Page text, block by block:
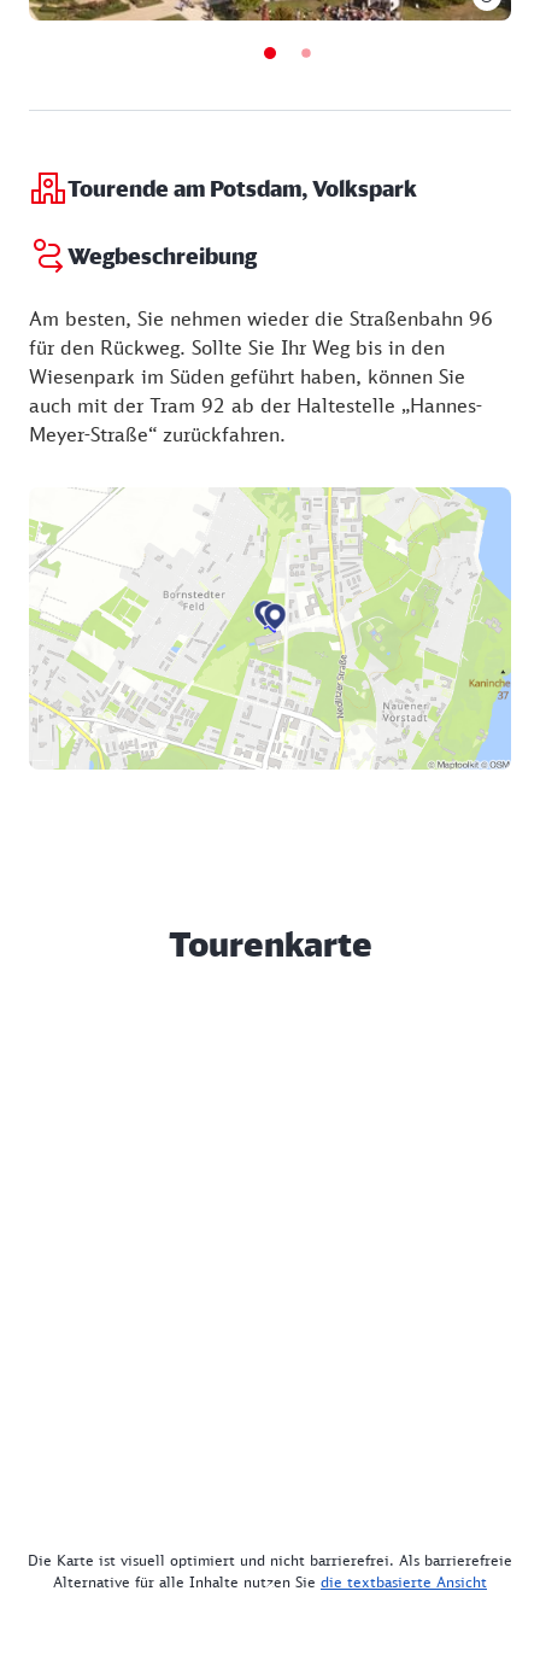
Tourende am Potsdam, Volkspark
Wegbeschreibung
Am besten, Sie nehmen wieder die Straßenbahn 96
für den Rückweg. Sollte Sie Ihr Weg bis in den
Wiesenpark im Süden geführt haben, können Sie
auch mit der Tram 92 ab der Haltestelle „Hannes-
Meyer-Straße“ zurückfahren.
Tourenkarte
Die Karte ist visuell optimiert und nicht barrierefrei. Als barrierefreie
Alternative für alle Inhalte nutzen Sie die textbasierte Ansicht